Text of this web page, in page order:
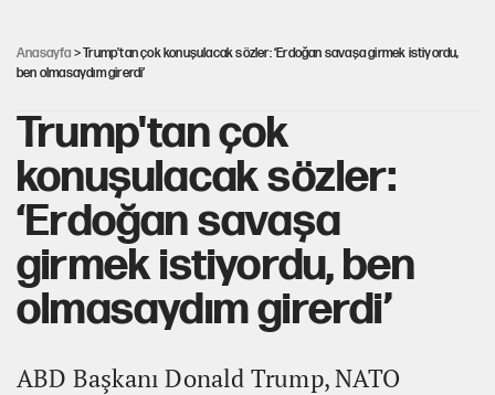
Anasayfa > Trump'tan çok konuşulacak sözler: ‘Erdoğan savaşa girmek istiyordu,
ben olmasaydım girerdi’
Trump'tan çok
konuşulacak sözler:
‘Erdoğan savaşa
girmek istiyordu, ben
olmasaydım girerdi’
ABD Başkanı Donald Trump, NATO